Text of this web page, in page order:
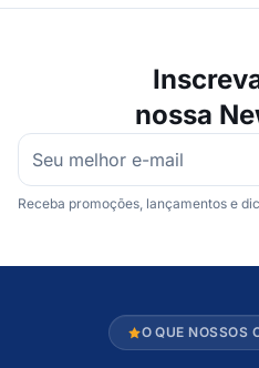
nossa
Receba promoções, lançamentos e
O QUE NOSSOS